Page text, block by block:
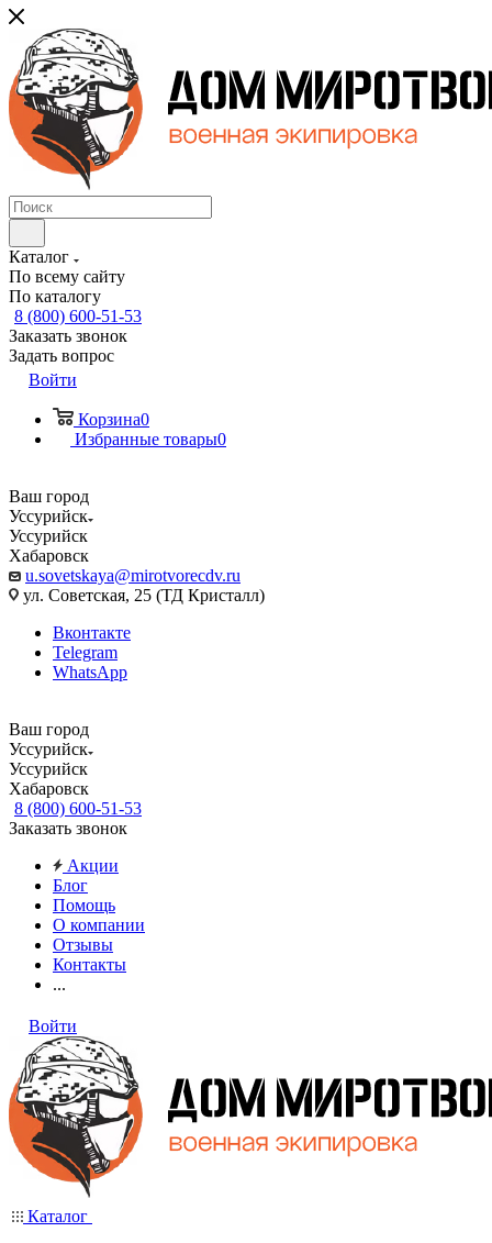
Каталог
По всему сайту
По каталогу
8 (800) 600-51-53
Заказать звонок
Задать вопрос
Войти
Корзина0
Избранные товары0
Ваш город
Уссурийск
Уссурийск
Хабаровск
u.sovetskaya@mirotvorecdv.ru
ул. Советская, 25 (ТД Кристалл)
Вконтакте
Telegram
WhatsApp
Ваш город
Уссурийск
Уссурийск
Хабаровск
8 (800) 600-51-53
Заказать звонок
Акции
Блог
Помощь
О компании
Отзывы
Контакты
...
Войти
Каталог